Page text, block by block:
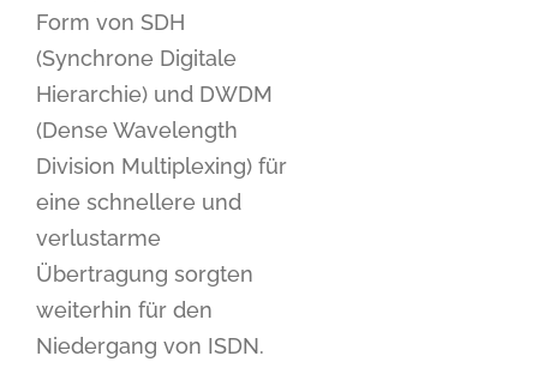
Form von SDH
(Synchrone Digitale
Hierarchie) und DWDM
(Dense Wavelength
Division Multiplexing) für
eine schnellere und
verlustarme
Übertragung sorgten
weiterhin für den
Niedergang von ISDN.